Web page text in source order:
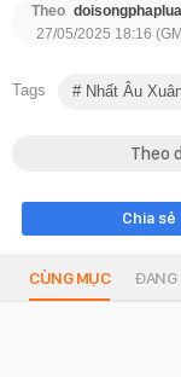
Theo
27/05/2025 18:16
Tags Nhất Âu
Theo
Chia sẻ
CÙNG MỤC ĐANG